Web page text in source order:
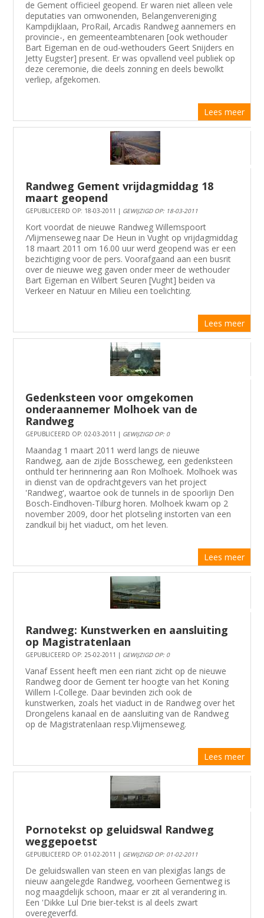
de Gement officieel geopend. Er waren niet alleen vele
deputaties van omwonenden, Belangenvereniging
Kampdijklaan, ProRail, Arcadis Randweg aannemers en
provincie-, en gemeenteambtenaren [ook wethouder
Bart Eigeman en de oud-wethouders Geert Snijders en
Jetty Eugster] present. Er was opvallend veel publiek op
deze ceremonie, die deels zonning en deels bewolkt
verliep, afgekomen.
Lees meer
Randweg Gement vrijdagmiddag 18
maart geopend
GEPUBLICEERD OP: 18-03-2011 | GEWIJZIGD OP: 18-03-2011
Kort voordat de nieuwe Randweg Willemspoort
/Vlijmenseweg naar De Heun in Vught op vrijdagmiddag
18 maart 2011 om 16.00 uur werd geopend was er een
bezichtiging voor de pers. Voorafgaand aan een busrit
over de nieuwe weg gaven onder meer de wethouder
Bart Eigeman en Wilbert Seuren [Vught] beiden va
Verkeer en Natuur en Milieu een toelichting.
Lees meer
Gedenksteen voor omgekomen
onderaannemer Molhoek van de
Randweg
GEPUBLICEERD OP: 02-03-2011 | GEWIJZIGD OP: 0
Maandag 1 maart 2011 werd langs de nieuwe
Randweg, aan de zijde Bosscheweg, een gedenksteen
onthuld ter herinnering aan Ron Molhoek. Molhoek was
in dienst van de opdrachtgevers van het project
'Randweg', waartoe ook de tunnels in de spoorlijn Den
Bosch-Eindhoven-Tilburg horen. Molhoek kwam op 2
november 2009, door het plotseling instorten van een
zandkuil bij het viaduct, om het leven.
Lees meer
Randweg: Kunstwerken en aansluiting
op Magistratenlaan
GEPUBLICEERD OP: 25-02-2011 | GEWIJZIGD OP: 0
Vanaf Essent heeft men een riant zicht op de nieuwe
Randweg door de Gement ter hoogte van het Koning
Willem I-College. Daar bevinden zich ook de
kunstwerken, zoals het viaduct in de Randweg over het
Drongelens kanaal en de aansluiting van de Randweg
op de Magistratenlaan resp.Vlijmenseweg.
Lees meer
Pornotekst op geluidswal Randweg
weggepoetst
GEPUBLICEERD OP: 01-02-2011 | GEWIJZIGD OP: 01-02-2011
De geluidswallen van steen en van plexiglas langs de
nieuw aangelegde Randweg, voorheen Gementweg is
nog maagdelijk schoon, maar er zit al verandering in.
Een 'Dikke Lul Drie bier-tekst is al deels zwart
overegeverfd.